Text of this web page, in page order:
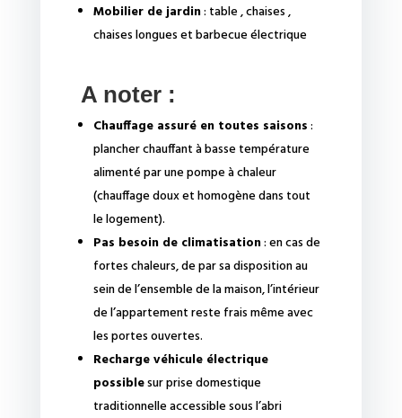
Mobilier de jardin: table , chaises ,
chaises longues et barbecue électrique
A noter :
Chauffage assuré en toutes saisons:
plancher chauffant à basse température
alimenté par une pompe à chaleur
(chauffage doux et homogène dans tout
le logement).
Pas besoin de climatisation: en cas de
fortes chaleurs, de par sa disposition au
sein de l’ensemble de la maison, l’intérieur
de l’appartement reste frais même avec
les portes ouvertes.
Recharge véhicule électrique
possiblesur prise domestique
traditionnelle accessible sous l’abri